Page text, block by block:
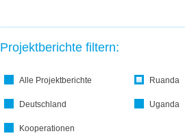
Projektberichte filtern:
Alle Projektberichte Ruanda
Deutschland Uganda
Kooperationen